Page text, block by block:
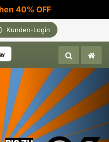
40% OFF
Kunden-Login